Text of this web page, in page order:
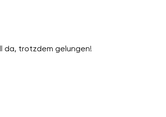
da, trotzdem gelungen!